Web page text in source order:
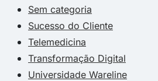
Sem categoria
Sucesso do Cliente
Telemedicina
Transformação Digital
Universidade Wareline